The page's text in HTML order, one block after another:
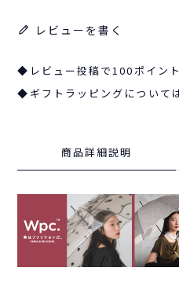
レビューを書く
◆レビュー投稿で100ポイン
◆ギフトラッピングについて
商品詳細説明